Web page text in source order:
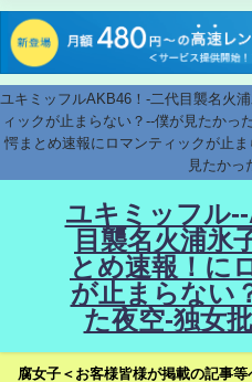
ユキミッフルAKB46！-二代目襲名火
ィックが止まらない？--僕が見たかっ
愕まとめ速報にロマンティックが止
見たかっ
ユキミッフル
目襲名火浦氷
とめ速報！に
が止まらない
た夜空-独女
腐女子＜お客様皆様が掲載の記事